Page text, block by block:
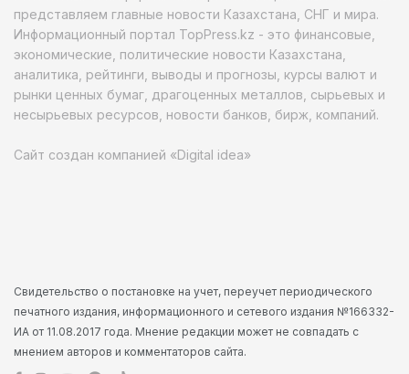
представляем главные новости Казахстана, СНГ и мира.
Информационный портал TopPress.kz - это финансовые,
экономические, политические новости Казахстана,
аналитика, рейтинги, выводы и прогнозы, курсы валют и
рынки ценных бумаг, драгоценных металлов, сырьевых и
несырьевых ресурсов, новости банков, бирж, компаний.
Сайт создан компанией «Digital idea»
Свидетельство о постановке на учет, переучет периодического
печатного издания, информационного и сетевого издания №166332-
ИА от 11.08.2017 года. Мнение редакции может не совпадать с
мнением авторов и комментаторов сайта.